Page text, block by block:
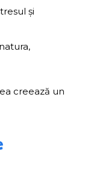
și
creează un